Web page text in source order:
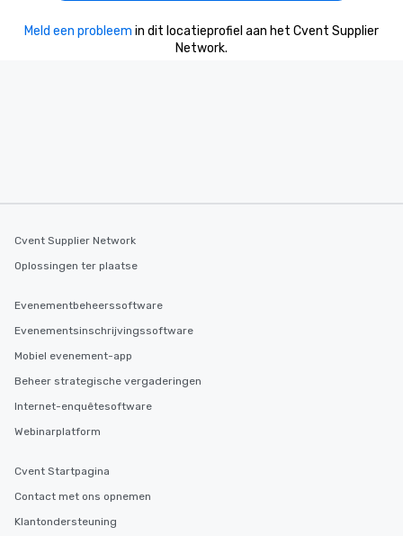
Meld een probleem in dit locatieprofiel aan het Cvent Supplier
Network.
Cvent Supplier Network
Oplossingen ter plaatse
Evenementbeheerssoftware
Evenementsinschrijvingssoftware
Mobiel evenement-app
Beheer strategische vergaderingen
Internet-enquêtesoftware
Webinarplatform
Cvent Startpagina
Contact met ons opnemen
Klantondersteuning